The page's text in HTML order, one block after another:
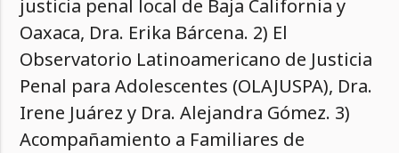
justicia penal local de Baja California y
Oaxaca, Dra. Erika Bárcena. 2) El
Observatorio Latinoamericano de Justicia
Penal para Adolescentes (OLAJUSPA), Dra.
Irene Juárez y Dra. Alejandra Gómez. 3)
Acompañamiento a Familiares de